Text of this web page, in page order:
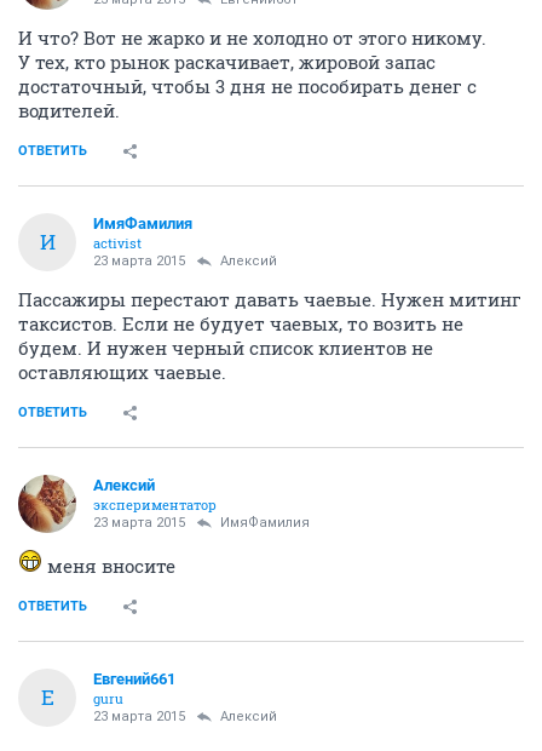
И что? Вот не жарко и не холодно от этого никому.
У тех, кто рынок раскачивает, жировой запас
достаточный, чтобы 3 дня не пособирать денег с
водителей.
ОТВЕТИТЬ
И
ИмяФамилия
activist
23 марта 2015 Алексий
Пассажиры перестают давать чаевые. Нужен митинг
таксистов. Если не будует чаевых, то возить не
будем. И нужен черный список клиентов не
оставляющих чаевые.
ОТВЕТИТЬ
Алексий
экспериментатор
23 марта 2015 ИмяФамилия
меня вносите
ОТВЕТИТЬ
Е
Евгений661
guru
23 марта 2015 Алексий